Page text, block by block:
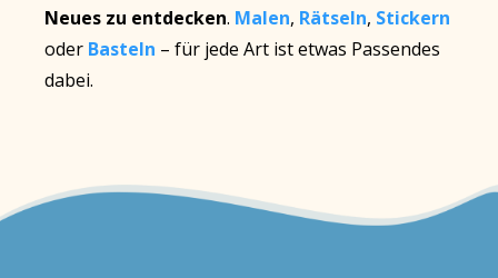
Neues zu entdecken. Malen, Rätseln, Stickern
oder Basteln – für jede Art ist etwas Passendes
dabei.